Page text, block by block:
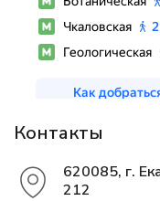
Контакты
620085, г.
212